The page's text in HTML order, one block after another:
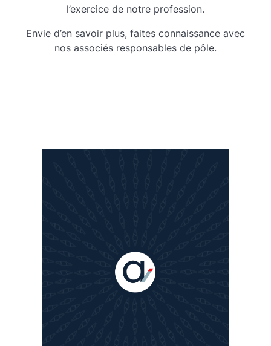
nos associés responsables de pôle.